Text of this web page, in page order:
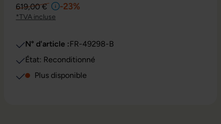
619,00 € -23%
*TVA incluse
N° d'article :FR-49298-B
État: Reconditionné
Plus disponible